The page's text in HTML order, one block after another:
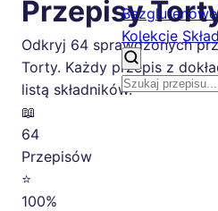
Bezglutenowe
Kolekcje
Przepisy
Odkryj 64 sprawdzonych
Torty. Każdy przepis z
listą składników.
📖
64
Przepisów
⭐
100%